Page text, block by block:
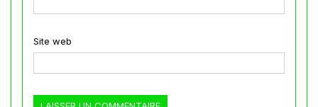
Site web